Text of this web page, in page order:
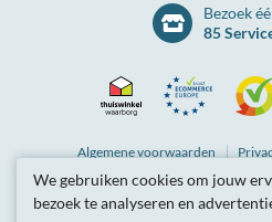
Bezoek
85
WaarborgEurope
Algemenevoorwaarden
Partnerprogramma
We gebruiken cookies om jouw
bezoek te analyseren en